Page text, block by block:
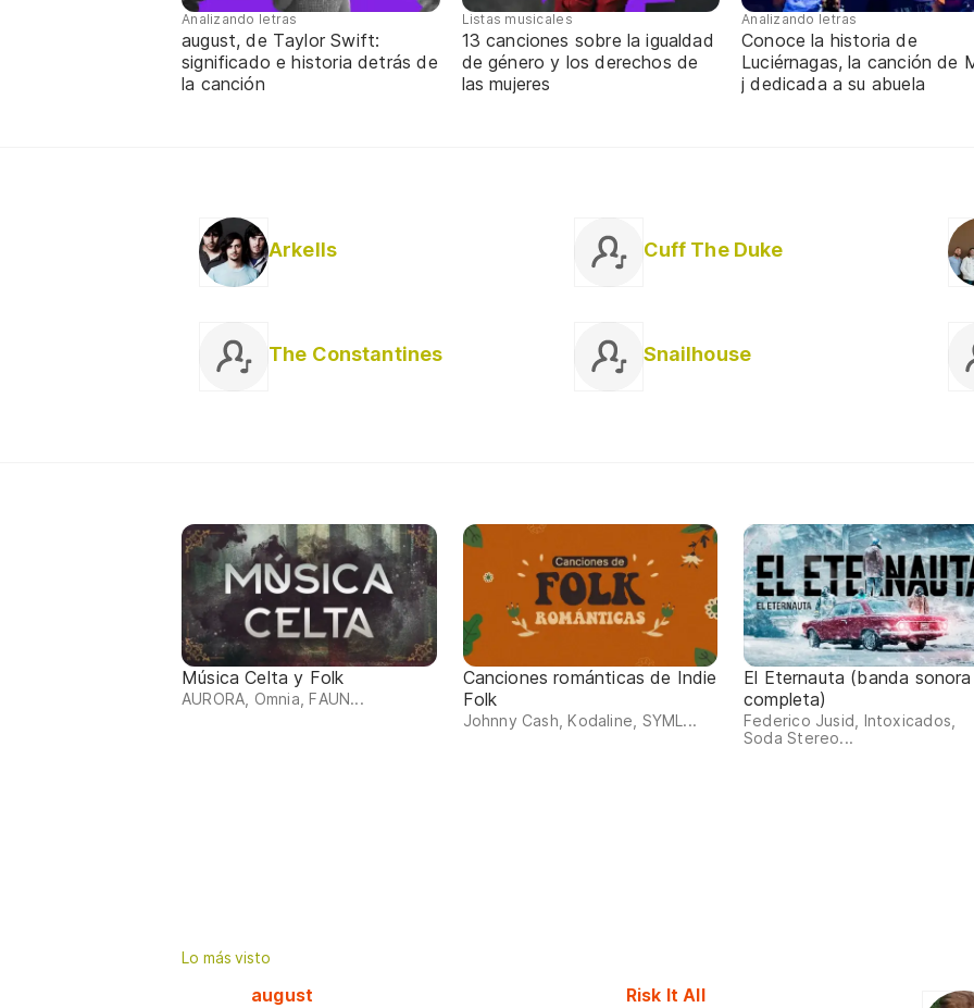
Analizando letras
august, de Taylor Swift:
significado e historia detrás de
la canción
Listas musicales
13 canciones sobre la igualdad
de género y los derechos de
las mujeres
Analizando letras
Conoce la historia de
Luciérnagas, la canción de
j dedicada a su abuela
Arkells Cuff The Duke
The Constantines Snailhouse
Música Celta y Folk
AURORA, Omnia, FAUN...
Canciones románticas de Indie
Folk
Johnny Cash, Kodaline, SYML...
El Eternauta (banda sonora
completa)
Federico Jusid, Intoxicados,
Soda Stereo...
Lo más visto
august Risk It All